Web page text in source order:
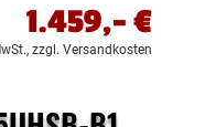
1.459,-€
zzgl. Versandkosten